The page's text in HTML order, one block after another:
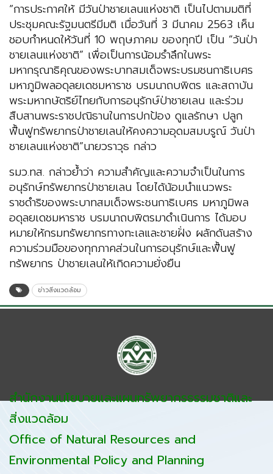
“การประกาศให้ มีวันป่าชายเลนแห่งชาติ เป็นไปตามมติที่
ประชุมคณะรัฐมนตรีมีมติ เมื่อวันที่ 3 มีนาคม 2563 เห็น
ชอบกำหนดให้วันที่ 10 พฤษภาคม ของทุกปี เป็น “วันป่า
ชายเลนแห่งชาติ” เพื่อเป็นการน้อมรำลึกในพระ
มหากรุณาธิคุณของพระบาทสมเด็จพระบรมชนกาธิเบศร
มหาภูมิพลอดุลยเดชมหาราช บรมนาถบพิตร และสถาบัน
พระมหากษัตริย์ไทยกับการอนุรักษ์ป่าชายเลน และร่วม
สืบสานพระราชปณิธานในการปกป้อง ดูแลรักษา ปลูก
ฟื้นฟูทรัพยากรป่าชายเลนให้คงความอุดมสมบรูณ์ วันป่า
ชายเลนแห่งชาติ”นายวราวุธ กล่าว
รมว.ทส. กล่าวย้ำว่า ความสำคัญและความจำเป็นในการ
อนุรักษ์ทรัพยากรป่าชายเลน โดยได้น้อมนำแนวพระ
ราชดำริของพระบาทสมเด็จพระชนกาธิเบศร มหาภูมิพล
อดุลยเดชมหาราช บรมนาถบพิตรมาดำเนินการ ได้มอบ
หมายให้กรมทรัพยากรทางทะเลและชายฝั่ง ผลักดันสร้าง
ความร่วมมือของทุกภาคส่วนในการอนุรักษ์และฟื้นฟู
ทรัพยากร ป่าชายเลนให้เกิดความยั่งยืน
ข่าวสิ่งแวดล้อม
สำนักงานนโยบายและแผนทรัพยากรธรรมชาติและ
สิ่งแวดล้อม
Office of Natural Resources and
Environmental Policy and Planning